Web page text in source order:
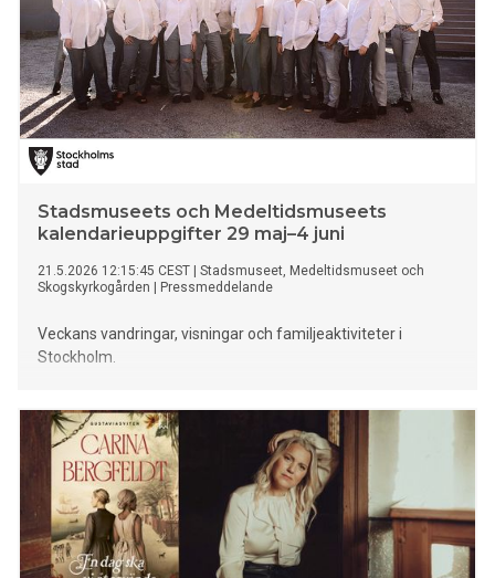
Stadsmuseets och Medeltidsmuseets
kalendarieuppgifter 29 maj–4 juni
21.5.2026 12:15:45 CEST
Stadsmuseet, Medeltidsmuseet och
Skogskyrkogården
Pressmeddelande
Veckans vandringar, visningar och familjeaktiviteter i
Stockholm.